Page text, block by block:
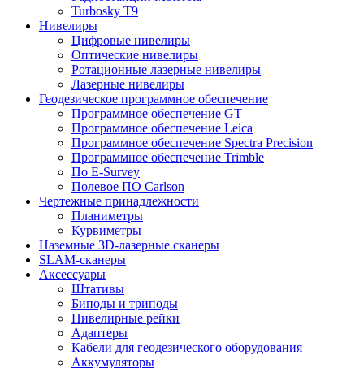
Turbosky T9
Нивелиры
Цифровые нивелиры
Оптические нивелиры
Ротационные лазерные нивелиры
Лазерные нивелиры
Геодезическое программное обеспечение
Программное обеспечение GT
Программное обеспечение Leica
Программное обеспечение Spectra Precision
Программное обеспечение Trimble
По E-Survey
Полевое ПО Carlson
Чертежные принадлежности
Планиметры
Курвиметры
Наземные 3D-лазерные сканеры
SLAM-сканеры
Аксессуары
Штативы
Биподы и триподы
Нивелирные рейки
Адаптеры
Кабели для геодезического оборудования
Аккумуляторы